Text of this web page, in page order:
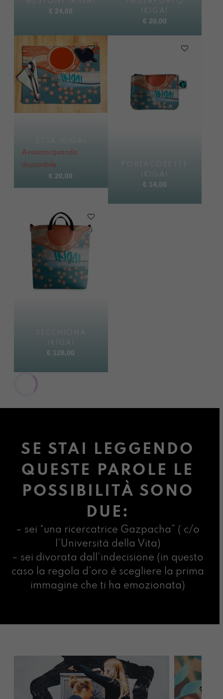
€ 24,00
IKIGAI
€ 20,00
Avvisami quando
disponibile
€ 20,00
PORTACOSETTE
IKIGAI
€ 14,00
IKIGAI
€ 128,00
SE STAI LEGGENDO
QUESTE PAROLE LE
POSSIBILITÀ SONO
DUE:
– sei “una ricercatrice Gazpacha” ( c/o
l’Università della Vita)
– sei divorata dall’indecisione (in questo
caso la regola d’oro è scegliere la prima
immagine che ti ha emozionata)